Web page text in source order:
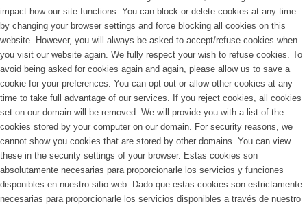
impact how our site functions. You can block or delete cookies at any time
by changing your browser settings and force blocking all cookies on this
website. However, you will always be asked to accept/refuse cookies when
you visit our website again. We fully respect your wish to refuse cookies. To
avoid being asked for cookies again and again, please allow us to save a
cookie for your preferences. You can opt out or allow other cookies at any
time to take full advantage of our services. If you reject cookies, all cookies
set on our domain will be removed. We will provide you with a list of the
cookies stored by your computer on our domain. For security reasons, we
cannot show you cookies that are stored by other domains. You can view
these in the security settings of your browser. Estas cookies son
absolutamente necesarias para proporcionarle los servicios y funciones
disponibles en nuestro sitio web. Dado que estas cookies son estrictamente
necesarias para proporcionarle los servicios disponibles a través de nuestro